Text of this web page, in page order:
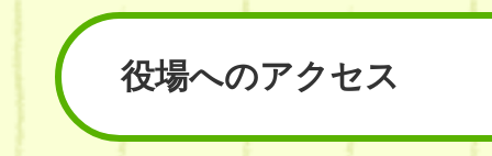
役場へのアクセス